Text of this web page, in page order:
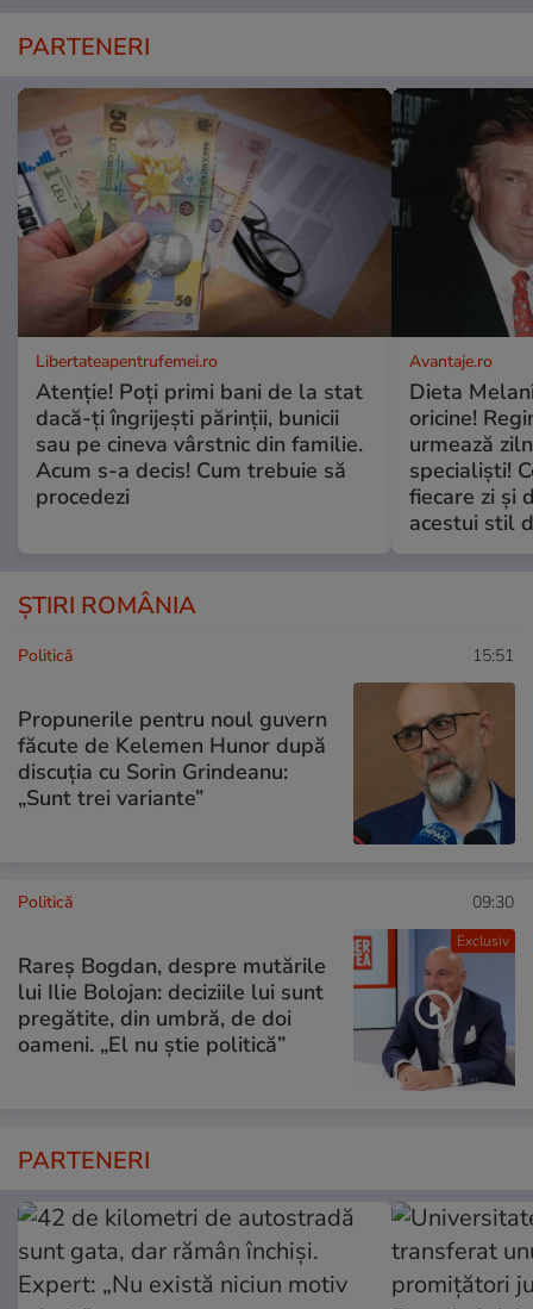
PARTENERI
Libertateapentrufemei.ro
Atenție! Poți primi bani de la stat
dacă-ți îngrijești părinții, bunicii
sau pe cineva vârstnic din familie.
Acum s-a decis! Cum trebuie să
procedezi
Avantaje.ro
Dieta
oricine!
urmează
specialiști!
fiecare zi și
acestui stil
ȘTIRI ROMÂNIA
Politică 15:51
Propunerile pentru noul guvern
făcute de Kelemen Hunor după
discuția cu Sorin Grindeanu:
„Sunt trei variante”
Exclusiv
Politică 09:30
Rareș Bogdan, despre mutările
lui Ilie Bolojan: deciziile lui sunt
pregătite, din umbră, de doi
oameni. „El nu știe politică”
PARTENERI